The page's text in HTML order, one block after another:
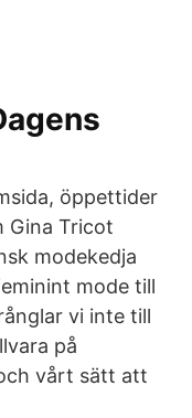
öppettider
Gina Tricot
modekedja
mode till
vi inte till
på
vårt sätt att